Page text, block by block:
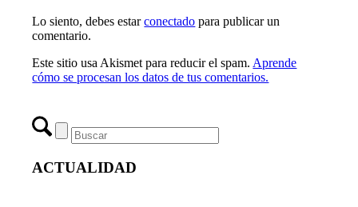
Lo siento, debes estarconectado para publicar un
comentario.
Este sitio usa Akismet para reducir el spam. Aprende
cómo se procesan los datos de tus comentarios.
ACTUALIDAD